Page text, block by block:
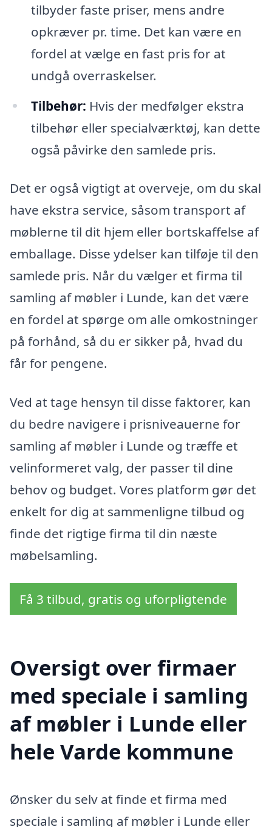
tilbyder faste priser, mens andre
opkræver pr. time. Det kan være en
fordel at vælge en fast pris for at
undgå overraskelser.
Tilbehør: Hvis der medfølger ekstra
tilbehør eller specialværktøj, kan dette
også påvirke den samlede pris.
Det er også vigtigt at overveje, om du skal
have ekstra service, såsom transport af
møblerne til dit hjem eller bortskaffelse af
emballage. Disse ydelser kan tilføje til den
samlede pris. Når du vælger et firma til
samling af møbler i Lunde, kan det være
en fordel at spørge om alle omkostninger
på forhånd, så du er sikker på, hvad du
får for pengene.
Ved at tage hensyn til disse faktorer, kan
du bedre navigere i prisniveauerne for
samling af møbler i Lunde og træffe et
velinformeret valg, der passer til dine
behov og budget. Vores platform gør det
enkelt for dig at sammenligne tilbud og
finde det rigtige firma til din næste
møbelsamling.
Få 3 tilbud, gratis og uforpligtende
Oversigt over firmaer
med speciale i samling
af møbler i Lunde eller
hele Varde kommune
Ønsker du selv at finde et firma med
speciale i samling af møbler i Lunde eller